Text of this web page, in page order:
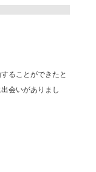
ることができたと
会いがありまし